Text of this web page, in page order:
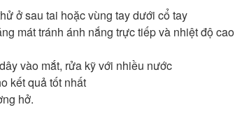
ở sau tai hoặc vùng tay dưới cổ tay
mát tránh ánh nắng trực tiếp và nhiệt độ cao
vào mắt, rửa kỹ với nhiều nước
kết quả tốt nhất
hở.